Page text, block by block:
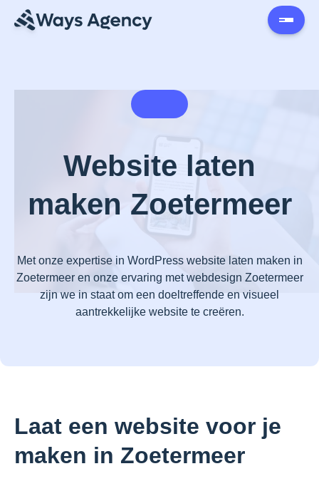
Website laten
maken Zoetermeer
Met onze expertise in WordPress website laten maken in
Zoetermeer en onze ervaring met webdesign Zoetermeer
zijn we in staat om een doeltreffende en visueel
aantrekkelijke website te creëren.
Laat een website voor je
maken in Zoetermeer